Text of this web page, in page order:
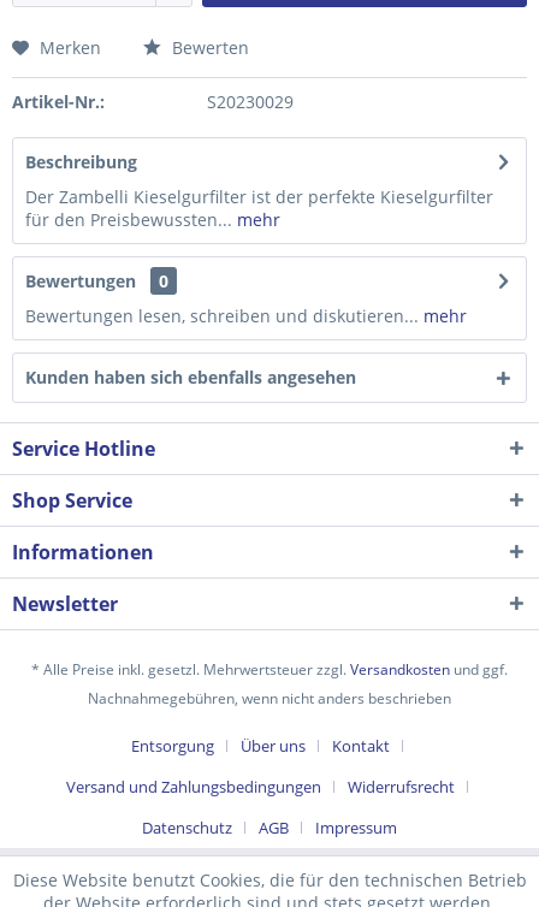
Preis anfragen
Ich habe dieDatenschutzerklärunggelesen,
verstanden und stimme zu. *
Merken Bewerten
Artikel-Nr.: S20230029
Beschreibung
Der Zambelli Kieselgurfilter ist der perfekte Kieselgurfilter
für den Preisbewussten... mehr
Bewertungen
0
Bewertungen lesen, schreiben und diskutieren... mehr
Kunden haben sich ebenfalls angesehen
Service Hotline
Shop Service
Informationen
Newsletter
* Alle Preise inkl. gesetzl. Mehrwertsteuer zzgl.Versandkosten und ggf.
Nachnahmegebühren, wenn nicht anders beschrieben
Entsorgung Über uns
Kontakt
Versand und Zahlungsbedingungen
Widerrufsrecht
Datenschutz
AGB Impressum
Diese Website benutzt Cookies, die für den technischen Betrieb